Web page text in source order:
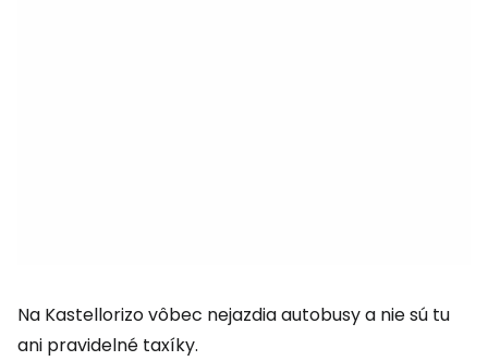
Na Kastellorizo vôbec nejazdia autobusy a nie sú tu
ani pravidelné taxíky.